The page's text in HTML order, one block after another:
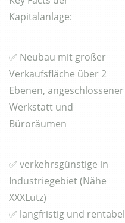
Kapitalanlage:
✅ Neubau mit großer
Verkaufsfläche über 2
Ebenen, angeschlossener
Werkstatt und
Büroräumen
✅ verkehrsgünstige in
Industriegebiet (Nähe
XXXLutz)
✅ langfristig und rentabel